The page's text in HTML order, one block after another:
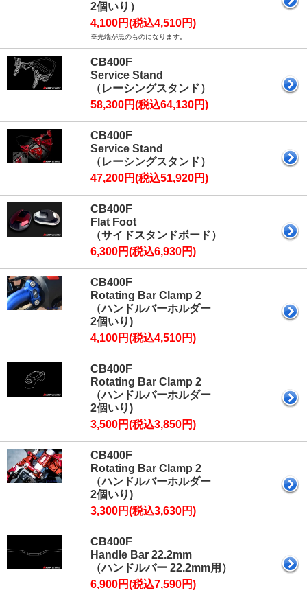
2個いり）
4,100円(税込4,510円)
※先端が黒のものになります。
CB400F
Service Stand
（レーシングスタンド）
58,300円(税込64,130円)
CB400F
Service Stand
（レーシングスタンド）
47,200円(税込51,920円)
CB400F
Flat Foot
（サイドスタンドボード）
6,300円(税込6,930円)
CB400F
Rotating Bar Clamp 2
（ハンドルバーホルダー
2個いり)
4,100円(税込4,510円)
CB400F
Rotating Bar Clamp 2
（ハンドルバーホルダー
2個いり)
3,500円(税込3,850円)
CB400F
Rotating Bar Clamp 2
（ハンドルバーホルダー
2個いり)
3,300円(税込3,630円)
CB400F
Handle Bar 22.2mm
（ハンドルバー 22.2mm用）
6,900円(税込7,590円)